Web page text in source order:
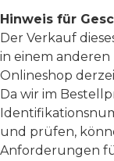
Hinweis für
Der Verkauf
in einem
Onlineshop
Da wir im
und prüfen,
Anforderungen